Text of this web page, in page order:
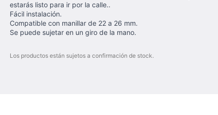
estarás listo para ir por la calle..
Fácil instalación.
Compatible con manillar de 22 a 26 mm.
Se puede sujetar en un giro de la mano.
Los productos están sujetos a confirmación de stock.